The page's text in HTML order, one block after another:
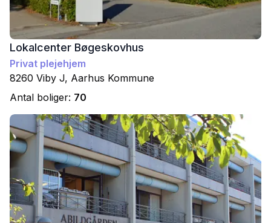
Lokalcenter Bøgeskovhus
Privat plejehjem
8260 Viby J, Aarhus Kommune
Antal boliger: 70